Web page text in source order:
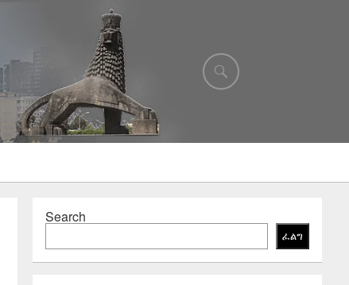
Search
ፈልግ